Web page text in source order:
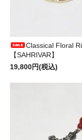
Classical Floral
【SAHRIVAR】
19,800円(税込)